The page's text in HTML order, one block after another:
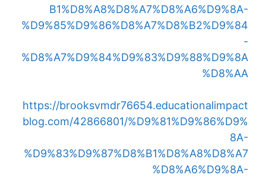
B1%D8%A8%D8%A7%D8%A6%D9%8A-
%D9%85%D9%86%D8%A7%D8%B2%D9%84
-
%D8%A7%D9%84%D9%83%D9%88%D9%8A
%D8%AA
https://brooksvmdr76654.educationalimpact
blog.com/42866801/%D9%81%D9%86%D9%
8A-
%D9%83%D9%87%D8%B1%D8%A8%D8%A7
%D8%A6%D9%8A-